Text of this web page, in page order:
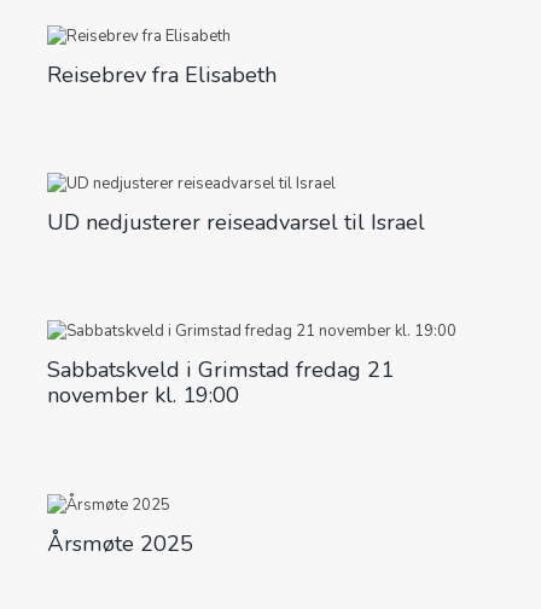
Reisebrev fra Elisabeth
UD nedjusterer reiseadvarsel til Israel
Sabbatskveld i Grimstad fredag 21
november kl. 19:00
Årsmøte 2025